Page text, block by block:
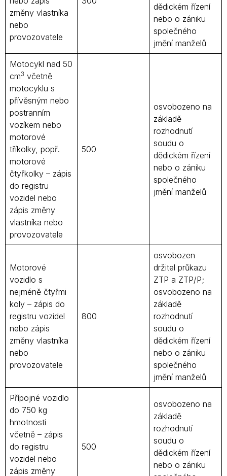
změny vlastníka
nebo
provozovatele
dědickém řízení
nebo o zániku
společného
jmění manželů
Motocykl nad 50
cm3 včetně
motocyklu s
přívěsným nebo
postranním
vozíkem nebo
motorové
tříkolky, popř.
motorové
čtyřkolky – zápis
do registru
vozidel nebo
zápis změny
vlastníka nebo
provozovatele
500
osvobozeno na
základě
rozhodnutí
soudu o
dědickém řízení
nebo o zániku
společného
jmění manželů
Motorové
vozidlo s
nejméně čtyřmi
koly – zápis do
registru vozidel
nebo zápis
změny vlastníka
nebo
provozovatele
800
osvobozen
držitel průkazu
ZTP a ZTP/P;
osvobozeno na
základě
rozhodnutí
soudu o
dědickém řízení
nebo o zániku
společného
jmění manželů
Přípojné vozidlo
do 750 kg
hmotnosti
včetně – zápis
do registru
vozidel nebo
zápis změny
500
osvobozeno na
základě
rozhodnutí
soudu o
dědickém řízení
nebo o zániku